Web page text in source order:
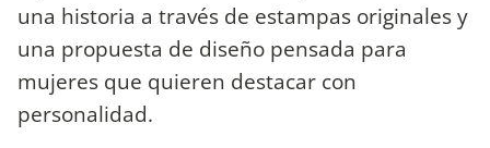
una historia a través de estampas originales y
una propuesta de diseño pensada para
mujeres que quieren destacar con
personalidad.